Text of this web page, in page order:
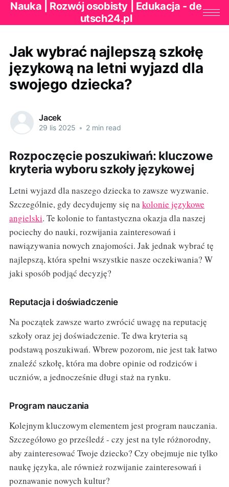
Nauka | Rozwój osobisty | Edukacja - de
utsch24.pl
Jak wybrać najlepszą szkołę
językową na letni wyjazd dla
swojego dziecka?
Jacek
29 lis 2025 • 2 min read
Rozpoczęcie poszukiwań: kluczowe
kryteria wyboru szkoły językowej
Letni wyjazd dla naszego dziecka to zawsze wyzwanie.
Szczególnie, gdy decydujemy się nakolonie językowe
angielski. Te kolonie to fantastyczna okazja dla naszej
pociechy do nauki, rozwijania zainteresowań i
nawiązywania nowych znajomości. Jak jednak wybrać tę
najlepszą, która spełni wszystkie nasze oczekiwania? W
jaki sposób podjąć decyzję?
Reputacja i doświadczenie
Na początek zawsze warto zwrócić uwagę na reputację
szkoły oraz jej doświadczenie. Te dwa kryteria są
podstawą poszukiwań. Wbrew pozorom, nie jest tak łatwo
znaleźć szkołę, która ma dobre opinie od rodziców i
uczniów, a jednocześnie długi staż na rynku.
Program nauczania
Kolejnym kluczowym elementem jest program nauczania.
Szczegółowo go prześledź - czy jest na tyle różnorodny,
aby zainteresować Twoje dziecko? Czy obejmuje nie tylko
naukę języka, ale również rozwijanie zainteresowań i
poznawanie nowych kultur?